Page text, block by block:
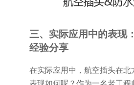
三、实际应用中的表现
经验分享
在实际应用中，航空插头在北